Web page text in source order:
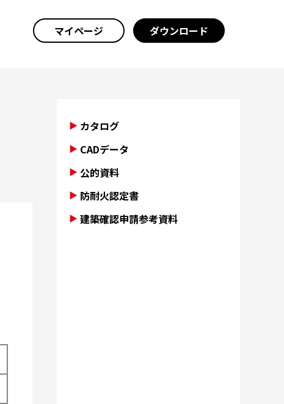
マイページ ダウンロード
カタログ
CADデータ
公的資料
防耐火認定書
建築確認申請参考資料